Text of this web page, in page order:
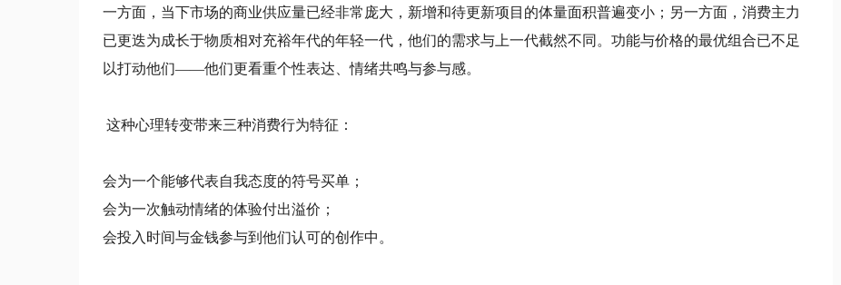
一方面，当下市场的商业供应量已经非常庞大，新增和待更新项目的体量面积普遍变小；另一方面，消费主力
已更迭为成长于物质相对充裕年代的年轻一代，他们的需求与上一代截然不同。功能与价格的最优组合已不足
以打动他们——他们更看重个性表达、情绪共鸣与参与感。
这种心理转变带来三种消费行为特征：
会为一个能够代表自我态度的符号买单；
会为一次触动情绪的体验付出溢价；
会投入时间与金钱参与到他们认可的创作中。